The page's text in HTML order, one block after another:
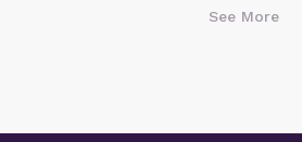
See More